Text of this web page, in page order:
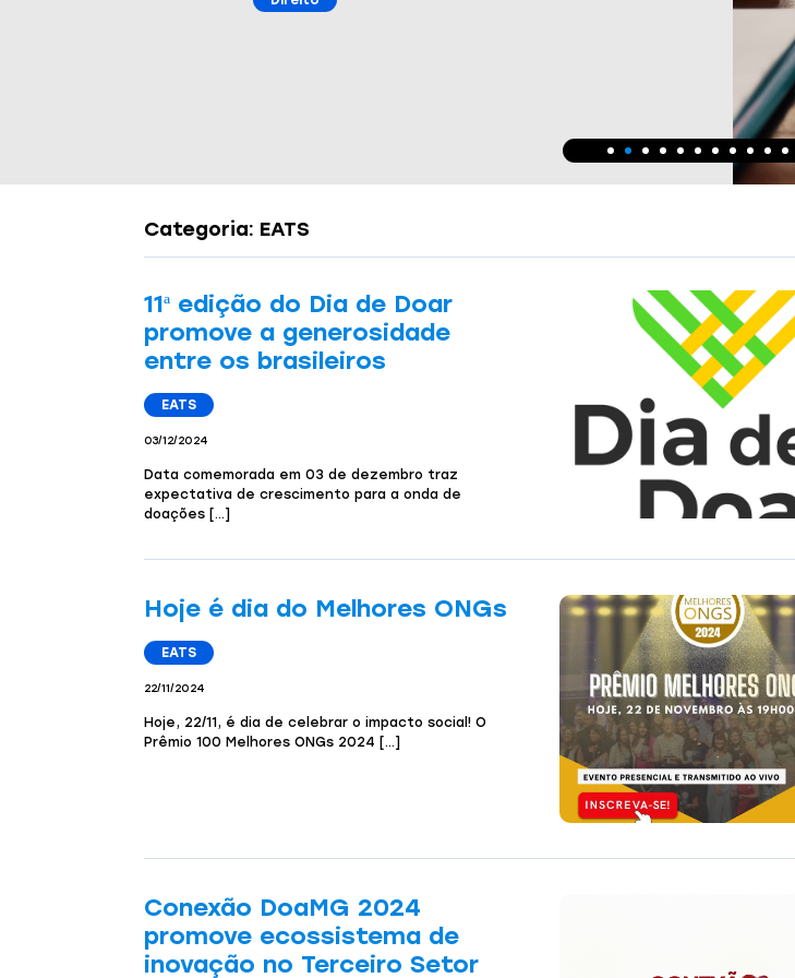
Gestão
Categoria: EATS
11ª edição do Dia de Doar
promove a generosidade
entre os brasileiros
EATS
03/12/2024
Data comemorada em 03 de dezembro traz
expectativa de crescimento para a onda de
doações […]
Hoje é dia do Melhores ONGs
EATS
22/11/2024
Hoje, 22/11, é dia de celebrar o impacto social! O
Prêmio 100 Melhores ONGs 2024 […]
Conexão DoaMG 2024
promove ecossistema de
inovação no Terceiro Setor